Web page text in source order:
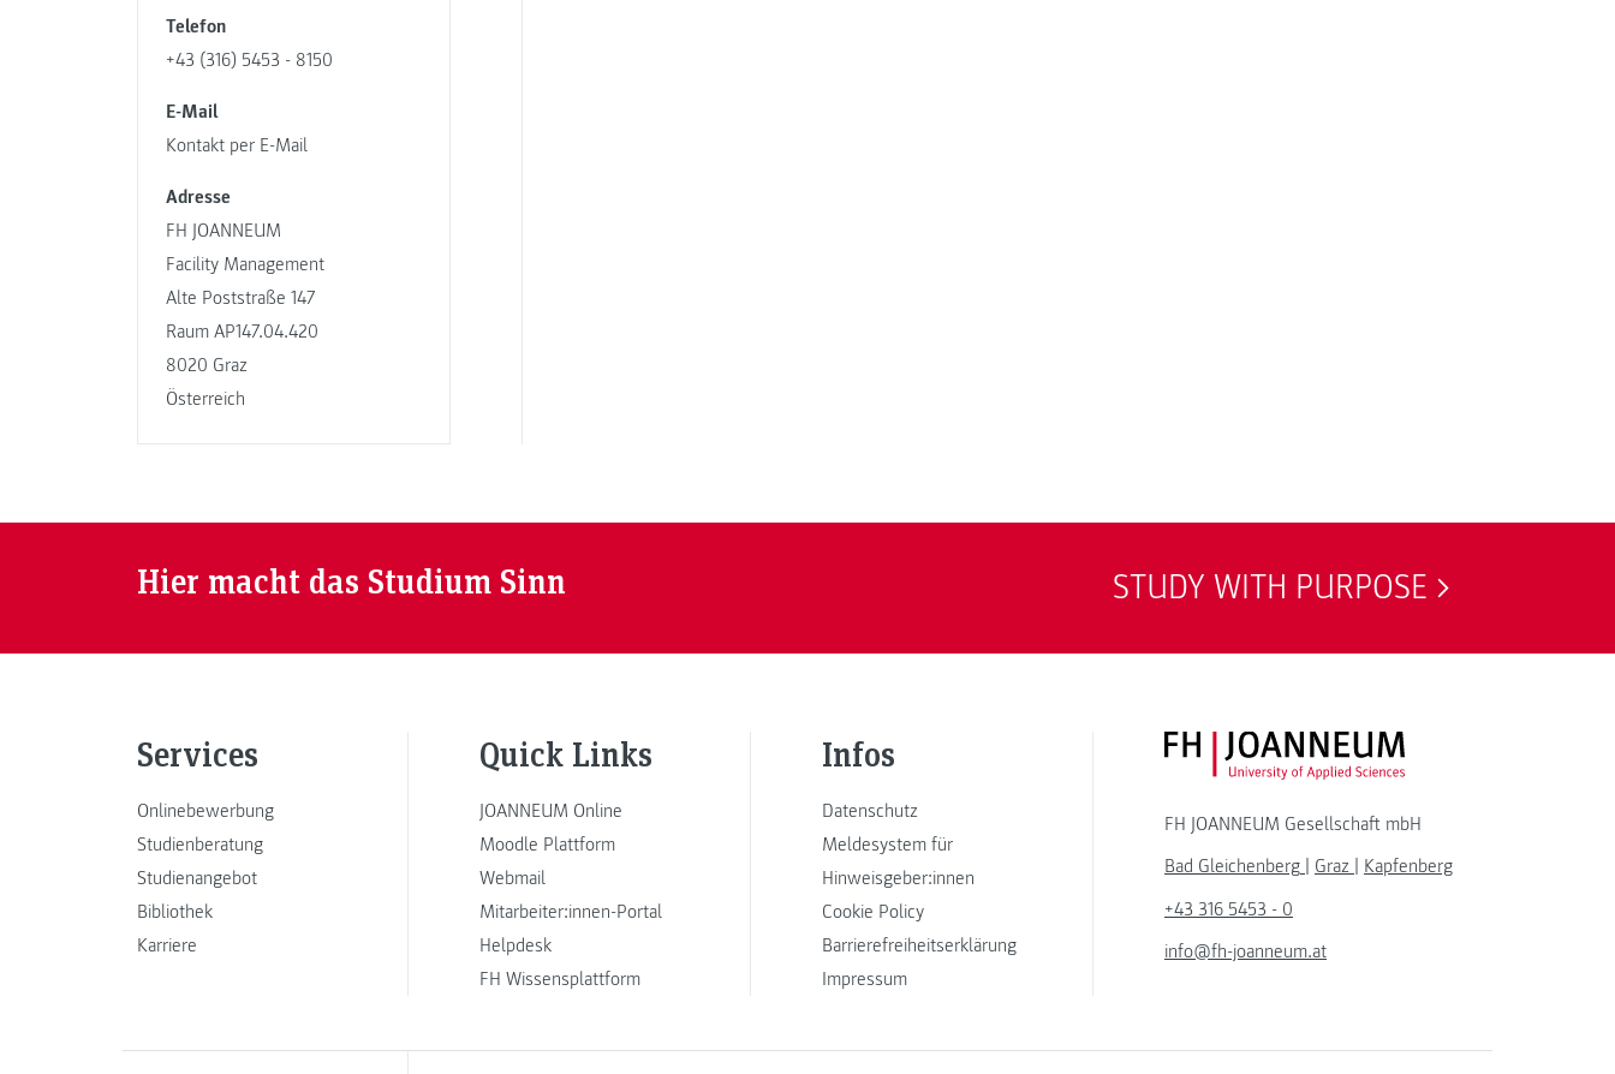
Telefon
+43 (316) 5453 - 8150
E-Mail
Kontakt per E-Mail
Adresse
FH JOANNEUM
Facility Management
Alte Poststraße 147
Raum AP147.04.420
8020 Graz
Österreich
Hier macht das Studium Sinn STUDY WITH PURPOSE
Services
Onlinebewerbung
Studienberatung
Studienangebot
Bibliothek
Karriere
Quick Links
JOANNEUM Online
Moodle Plattform
Webmail
Mitarbeiter:innen-Portal
Helpdesk
FH Wissensplattform
Infos
Datenschutz
Meldesystem für
Hinweisgeber:innen
Cookie Policy
Barrierefreiheitserklärung
Impressum
FH JOANNEUM Logo
FH JOANNEUM Gesellschaft mbH
Bad Gleichenberg
Graz
Kapfenberg
+43 316 5453 - 0
info@fh-joanneum.at